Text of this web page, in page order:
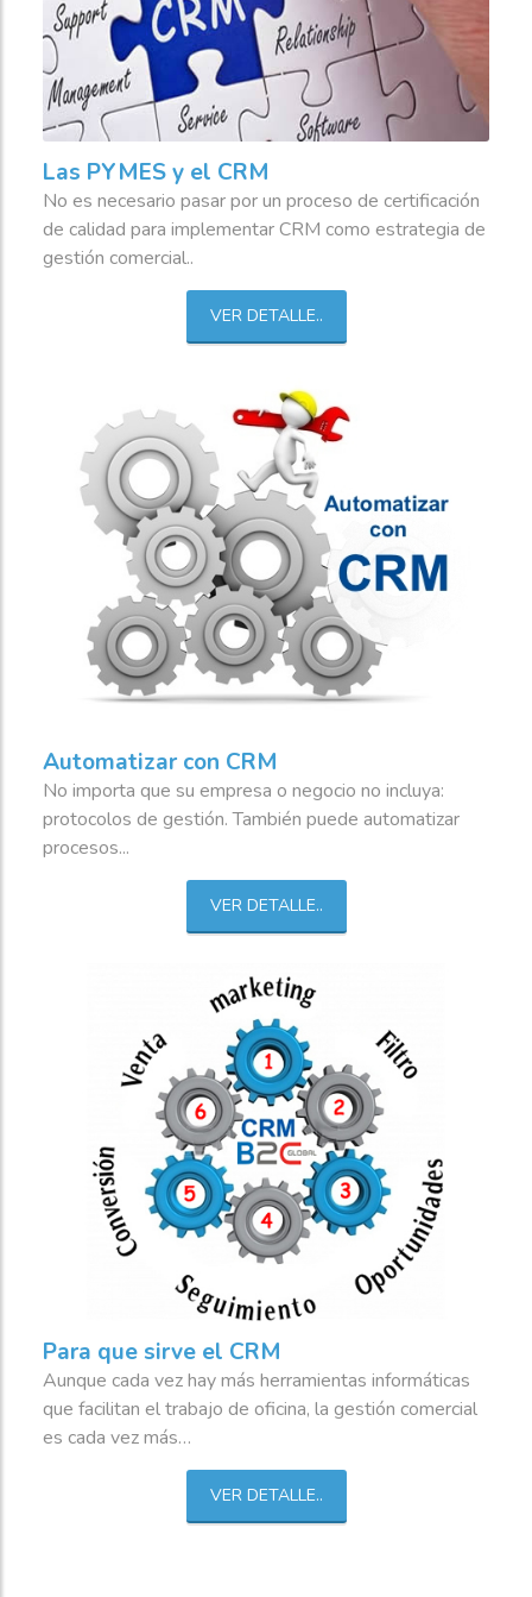
Las PYMES y el CRM
No es necesario pasar por un proceso de certificación
de calidad para implementar CRM como estrategia de
gestión comercial..
VER DETALLE..
Automatizar con CRM
No importa que su empresa o negocio no incluya:
protocolos de gestión. También puede automatizar
procesos...
VER DETALLE..
Para que sirve el CRM
Aunque cada vez hay más herramientas informáticas
que facilitan el trabajo de oficina, la gestión comercial
es cada vez más…
VER DETALLE..